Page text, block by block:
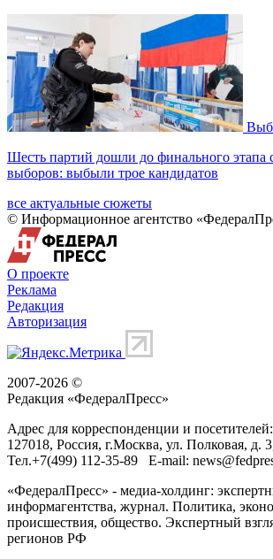
Шесть партий дошли до финального этапа
выборов: выбыли трое кандидатов
все актуальные сюжеты
© Информационное агентство
О проекте
Реклама
Редакция
Авторизация
2007-2026 ©
Редакция «ФедералПресс»
Адрес для корреспонденции и посетителей:
127018, Россия, г.Москва, ул. Полковая, д.
Тел.+7(499) 112-35-89 E-mail:
«ФедералПресс» - медиа-холдинг:
информагентства, журнал. Политика,
происшествия, общество. Экспертный
регионов РФ